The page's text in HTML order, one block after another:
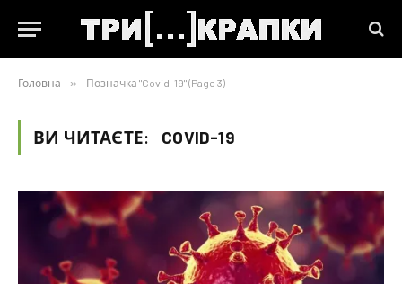
Головна » Позначка "Covid-19" (Page 3)
ВИ ЧИТАЄТЕ: COVID-19